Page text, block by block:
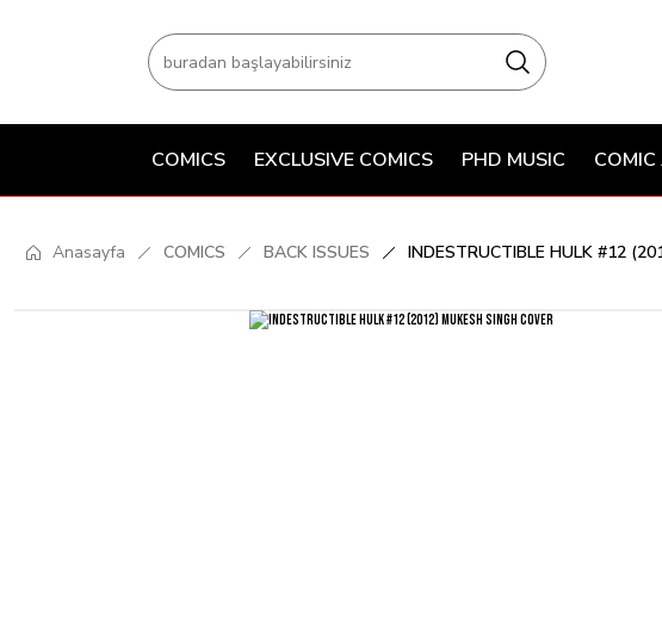
COMICS EXCLUSIVE COMICS PHD MUSIC
Anasayfa COMICS BACK ISSUES INDESTRUCTIBLE HULK #12